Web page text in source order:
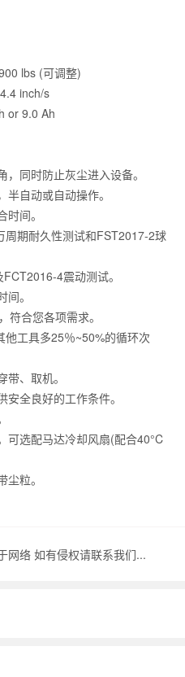
lbs (可调整)
inch/s
or 9.0 Ah
同时防止灰尘进入设备。
自动或自动操作。
间。
期耐久性测试和FST2017-2球
4震动测试。
。
符合您各项需求。
工具多25％~50%的循环次
、取机。
全良好的工作条件。
可选配马达冷却风扇(配合40°C
粒。
网络 如有侵权请联系我们...